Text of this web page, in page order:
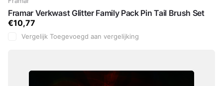
Framar Verkwast Glitter Family Pack Pin Tail Brush Set
€10,77
Vergelijk Toegevoegd aan vergelijking